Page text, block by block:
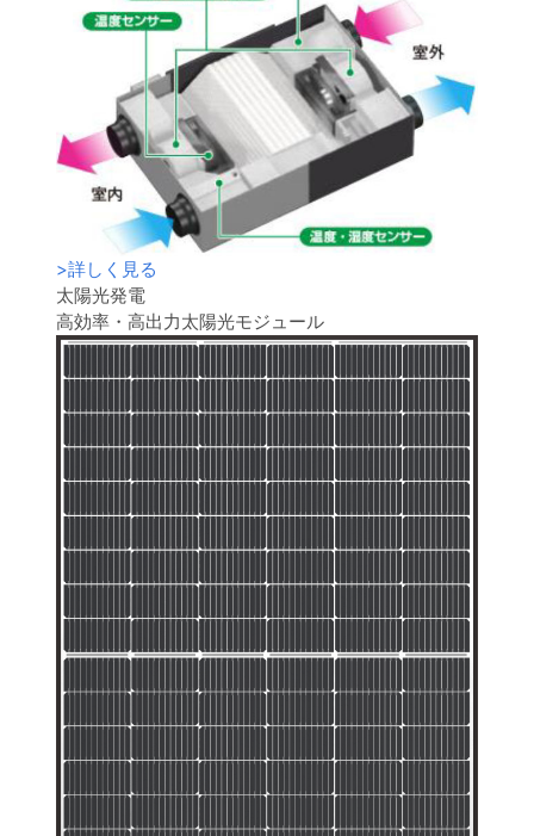
>詳しく見る
太陽光発電
高効率・高出力太陽光モジュール